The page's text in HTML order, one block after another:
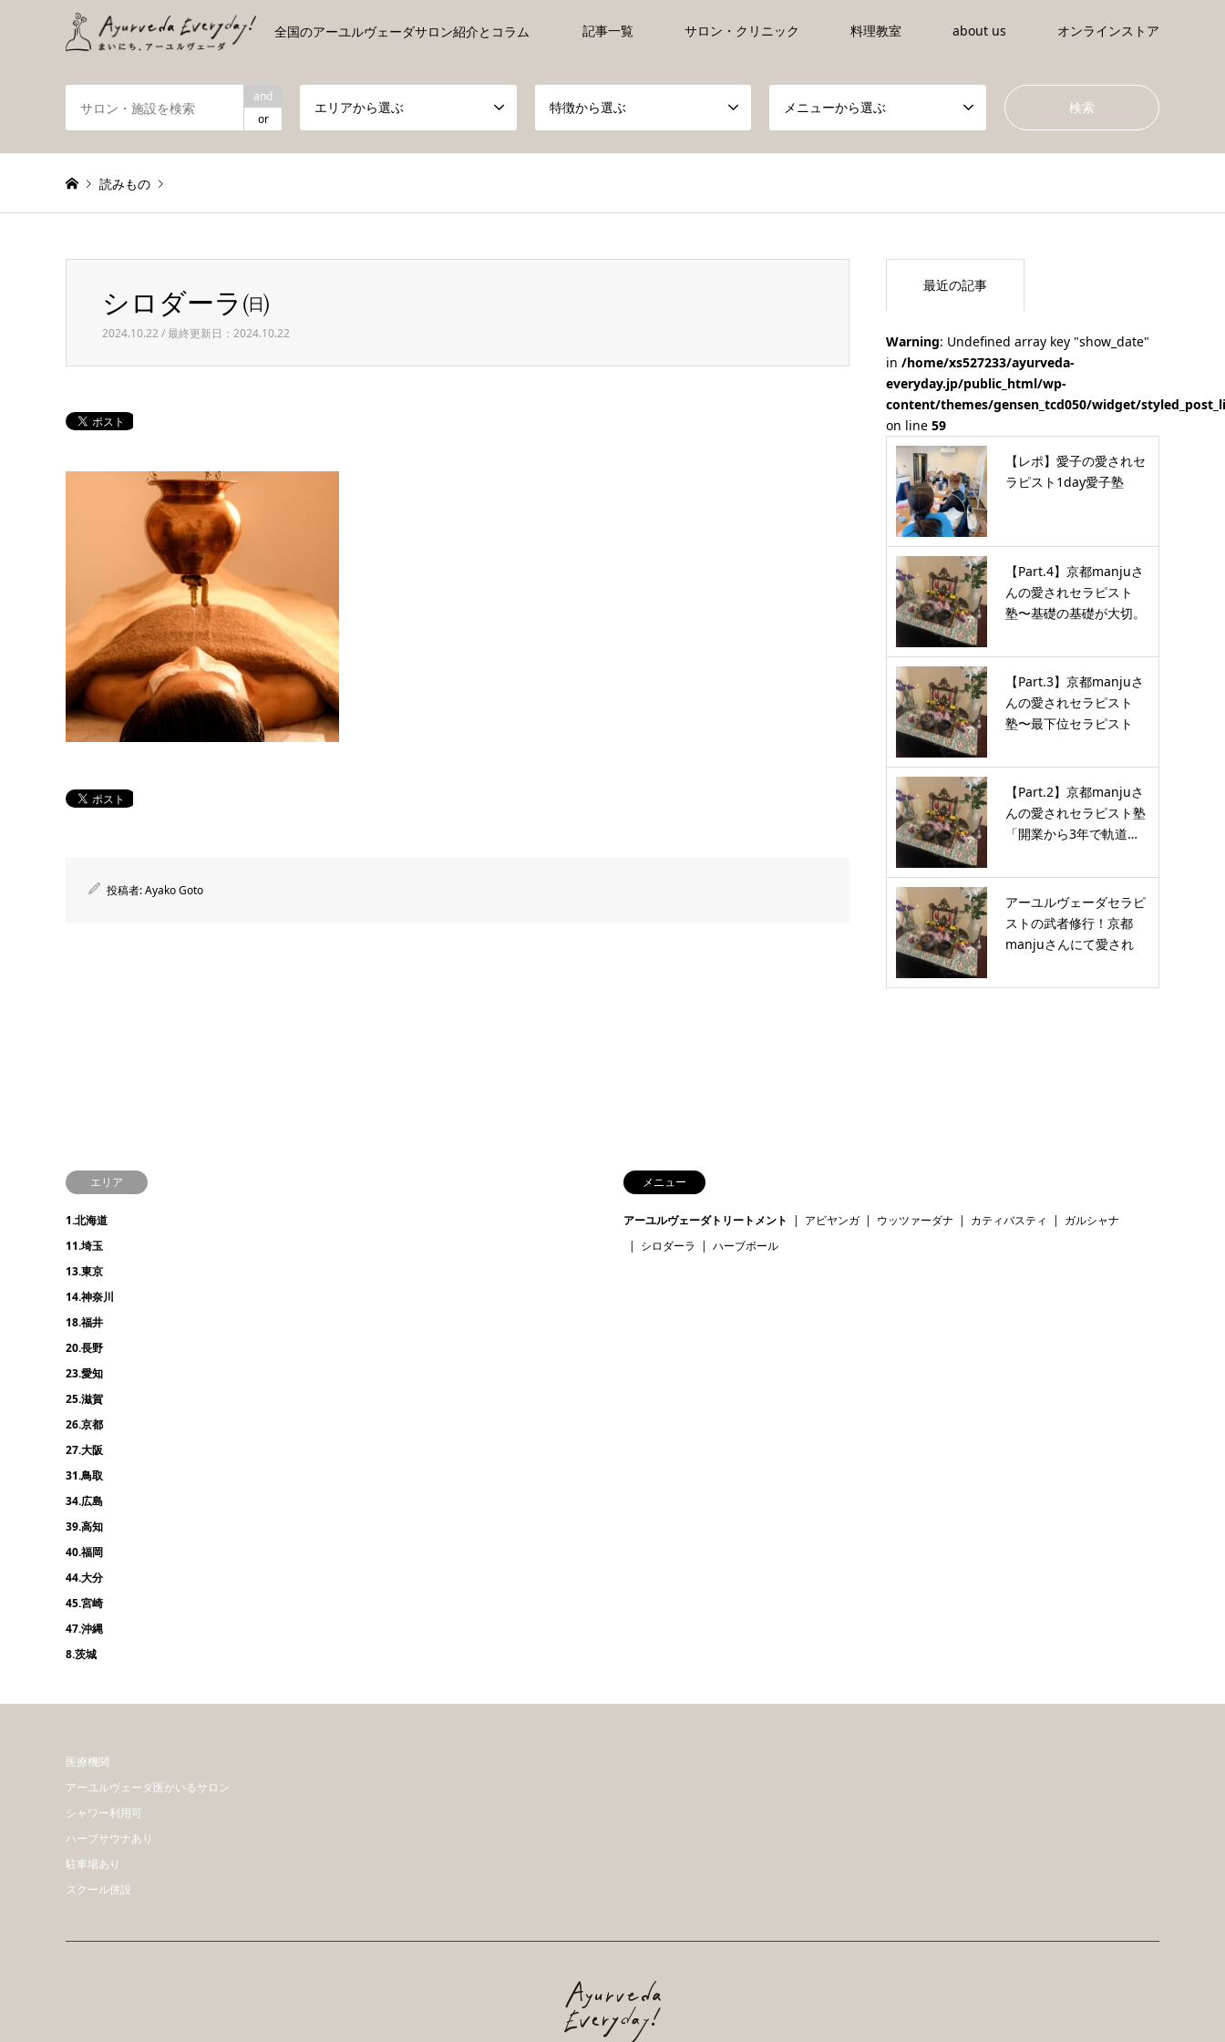
全国のアーユルヴェーダサロン紹介とコラム 記事一覧 サロン・クリニック 料理教室 about us オンラインストア
and
or
エリアから選ぶ 特徴から選ぶ メニューから選ぶ
読みもの
シロダーラ㈰シロダーラ㈰
2024.10.22 / 最終更新日：2024.10.22
投稿者:Ayako Goto
最近の記事
Warning: Undefined array key "show_date"
in /home/xs527233/ayurveda-
everyday.jp/public_html/wp-
content/themes/gensen_tcd050/widget/
on line 59
【レポ】愛子の愛されセ
ラピスト1day愛子塾
【Part.4】京都manjuさ
んの愛されセラピスト
塾〜基礎の基礎が大切。
【Part.3】京都manjuさ
んの愛されセラピスト
塾〜最下位セラピスト
【Part.2】京都manjuさ
んの愛されセラピスト塾
「開業から3年で軌道…
アーユルヴェーダセラピ
ストの武者修行！京都
manjuさんにて愛され
エリア
1.北海道
11.埼玉
13.東京
14.神奈川
18.福井
20.長野
23.愛知
25.滋賀
26.京都
27.大阪
31.鳥取
34.広島
39.高知
40.福岡
44.大分
45.宮崎
47.沖縄
8.茨城
メニュー
アーユルヴェーダトリートメント アビヤンガ ウッツァーダナ カティバスティ
ガルシャナ
シロダーラ
ハーブボール
医療機関
アーユルヴェーダ医がいるサロン
シャワー利用可
ハーブサウナあり
駐車場あり
スクール併設